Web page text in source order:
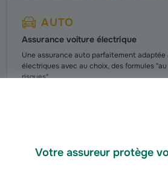
Votre assureur protège
AUTO
Assurance voiture électrique
Une assurance auto parfaitement adaptée
électriques avec au choix, des formules
risques".